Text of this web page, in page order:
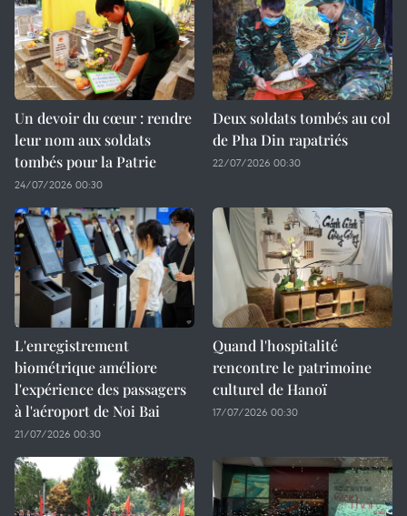
Un devoir du cœur : rendre
leur nom aux soldats
tombés pour la Patrie
24/07/2026 00:30
Deux soldats tombés au col
de Pha Din rapatriés
22/07/2026 00:30
L'enregistrement
biométrique améliore
l'expérience des passagers
à l'aéroport de Noi Bai
21/07/2026 00:30
Quand l'hospitalité
rencontre le patrimoine
culturel de Hanoï
17/07/2026 00:30